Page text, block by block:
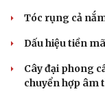
Tóc rụng cả
Dấu hiệu tiền
Cây đại phong
chuyển hợp âm